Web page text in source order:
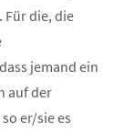
Für die, die
jemand ein
auf der
er/sie es